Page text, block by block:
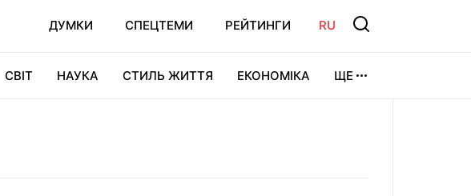
ДУМКИ СПЕЦТЕМИ РЕЙТИНГИ RU
СВІТ НАУКА СТИЛЬ ЖИТТЯ ЕКОНОМІКА ЩЕ